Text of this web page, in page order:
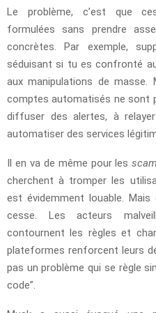
Le problème, c’est que
formulées sans prendre
concrètes. Par exemple,
séduisant si tu es confronté
aux manipulations de
comptes automatisés ne sont
diffuser des alertes, à
automatiser des services
Il en va de même pour les
cherchent à tromper les
est évidemment louable.
cesse. Les acteurs
contournent les règles et
plateformes renforcent leurs
pas un problème qui se règle
code”.